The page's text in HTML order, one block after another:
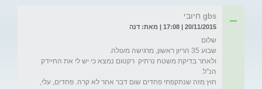
gbs חיובי
20/11/2015 | 17:08 | מאת: דנה
ולאחר בדיקת משטח נרתיק  רקטום נמצא כי יש לי את החיידק
חוץ מזה שנתקפתי פחדים שום דבר אחר לא קרה. פחדים, עלי,